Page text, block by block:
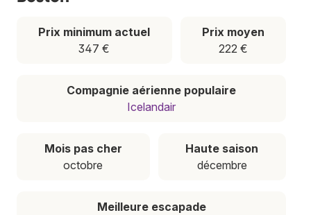
Prix minimum actuel
347 €
Prix moyen
222 €
Compagnie aérienne populaire
Icelandair
Mois pas cher
octobre
Haute saison
décembre
Meilleure escapade